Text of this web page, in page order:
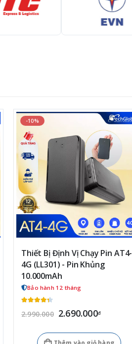
-10%
Thiết Bị Định Vị Chạy Pin AT4-
4G (LL301) - Pin Khủng
10.000mAh
Bảo hành 12 tháng
2.990.000 2.690.000đ